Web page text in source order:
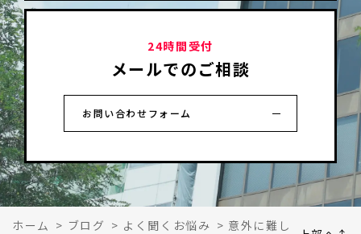
24時間受付
メールでのご相談
お問い合わせフォーム
ホーム > ブログ > よく聞くお悩み > 意外に難し